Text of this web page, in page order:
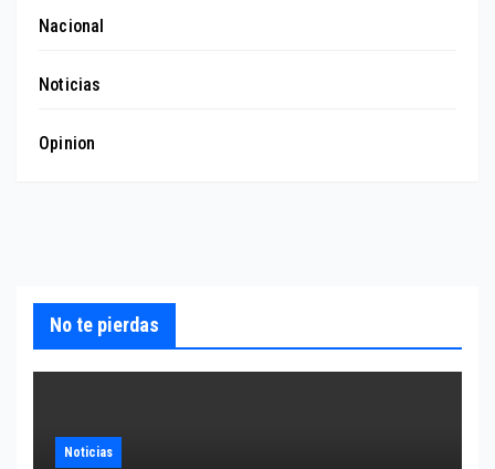
Nacional
Noticias
Opinion
No te pierdas
Noticias